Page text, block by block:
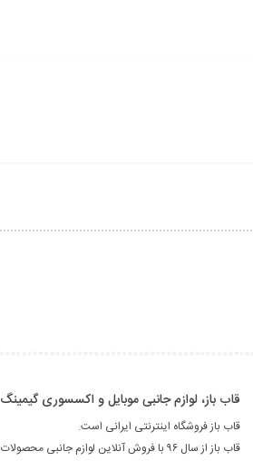
قاب باز، لوازم جانبی موبایل و اکسسوری گیمینگ
قاب باز فروشگاه اینترنتی ایرانی است.
قاب باز از سال ۹۶ با فروش آنلاین لوازم جانبی محصولات اپل شروع به کار نمود.